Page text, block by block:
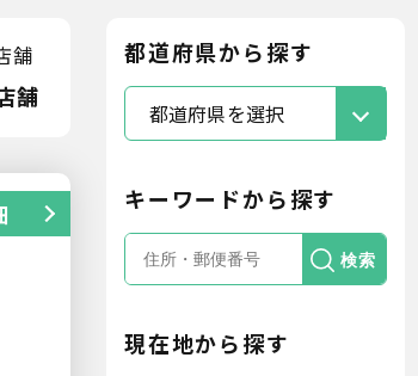
都道府県から探す
都道府県を選択
キーワードから探す
検索
現在地から探す
舗
舗